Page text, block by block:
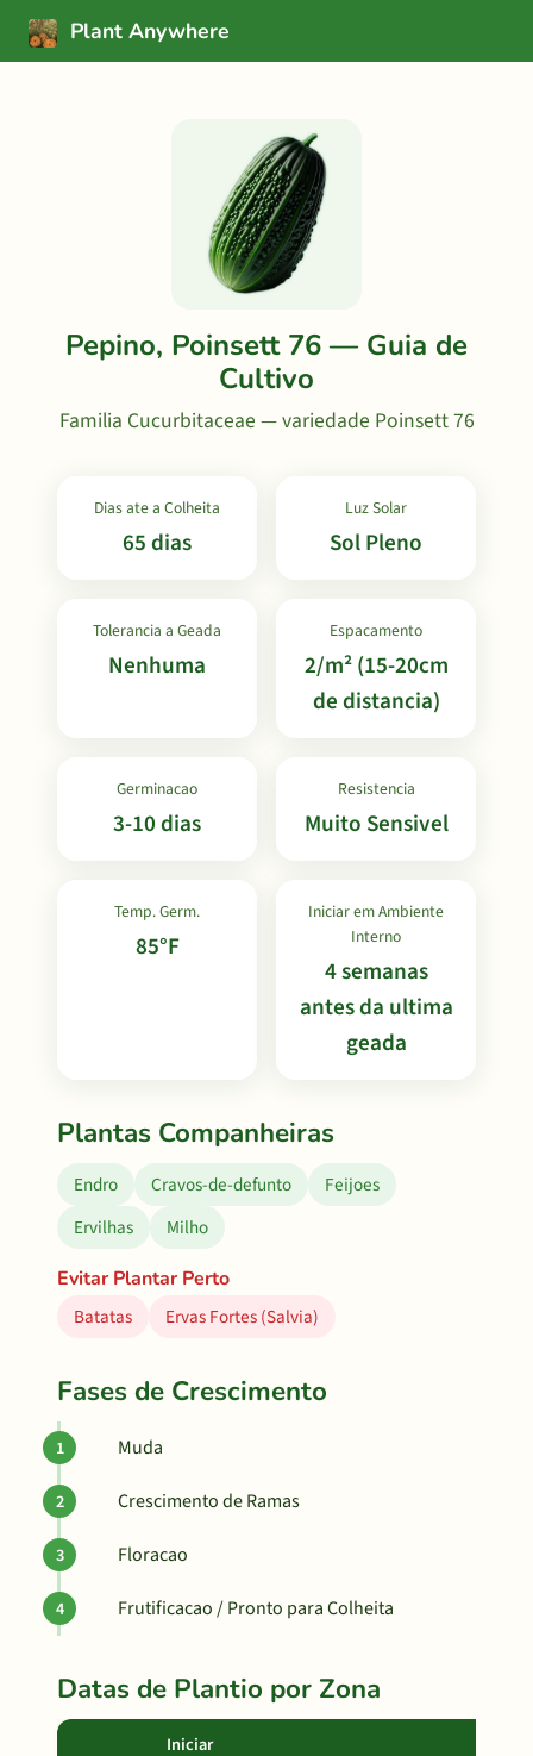
Plant Anywhere
Pepino, Poinsett 76 — Guia de
Cultivo
Familia Cucurbitaceae — variedade Poinsett 76
Dias ate a Colheita
65 dias
Luz Solar
Sol Pleno
Tolerancia a Geada
Nenhuma
Espacamento
2/m² (15-20cm
de distancia)
Germinacao
3-10 dias
Resistencia
Muito Sensivel
Temp. Germ.
85°F
Iniciar em Ambiente
Interno
4 semanas
antes da ultima
geada
Plantas Companheiras
Endro Cravos-de-defunto
Feijoes
Ervilhas
Milho
Evitar Plantar Perto
Batatas
Ervas Fortes (Salvia)
Fases de Crescimento
Muda
Crescimento de Ramas
Floracao
Frutificacao / Pronto para Colheita
Datas de Plantio por Zona
Iniciar